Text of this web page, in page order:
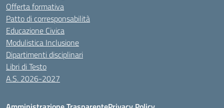
Offerta formativa
Patto di corresponsabilità
Educazione Civica
Modulistica Inclusione
Dipartimenti disciplinari
Libri di Testo
A.S. 2026-2027